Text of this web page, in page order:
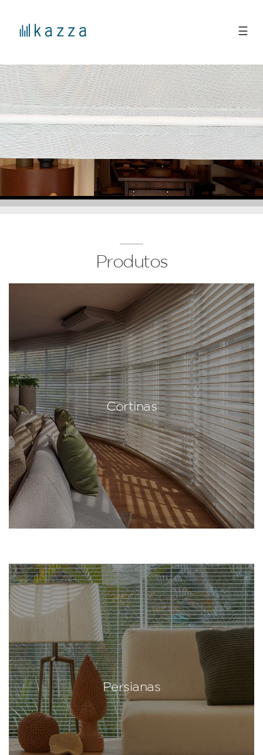
☰
Produtos
Cortinas
Persianas